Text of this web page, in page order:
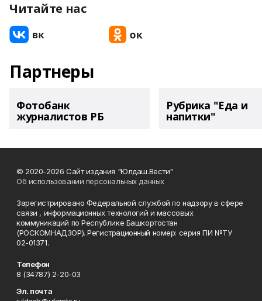
Читайте нас
Партнеры
Фотобанк
журналистов РБ
Рубрика "Еда и
напитки"
© 2020-2026 Сайт издания "Юлдаш.Вести"
Об использовании персональных данных
Зарегистрировано Федеральной службой по надзору в сфере
связи , информационных технологий и массовых
коммуникаций по Республике Башкортостан
(РОСКОМНАДЗОР). Регистрационный номер: серия ПИ №ТУ
02-01371.
Телефон
8 (34787) 2-20-03
Эл. почта